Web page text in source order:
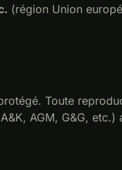
(région Union
Toute
AGM, G&G, etc.)